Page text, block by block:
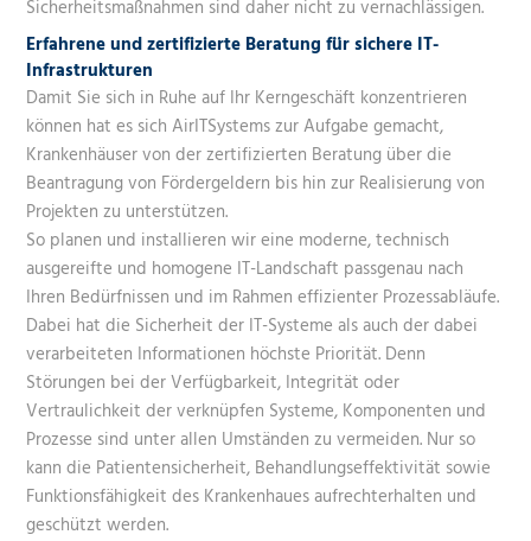
Sicherheitsmaßnahmen sind daher nicht zu vernachlässigen.
Erfahrene und zertifizierte Beratung für sichere IT-
Infrastrukturen
Damit Sie sich in Ruhe auf Ihr Kerngeschäft konzentrieren
können hat es sich AirITSystems zur Aufgabe gemacht,
Krankenhäuser von der zertifizierten Beratung über die
Beantragung von Fördergeldern bis hin zur Realisierung von
Projekten zu unterstützen.
So planen und installieren wir eine moderne, technisch
ausgereifte und homogene IT-­Landschaft passgenau nach
Ihren Bedürfnissen und im Rahmen effizienter Prozessabläufe.
Dabei hat die Sicherheit der IT-Systeme als auch der dabei
verarbeiteten Informationen höchste Priorität. Denn
Störungen bei der Verfügbarkeit, Integrität oder
Vertraulichkeit der verknüpfen Systeme, Komponenten und
Prozesse sind unter allen Umständen zu vermeiden. Nur so
kann die Patientensicherheit, Behandlungseffektivität sowie
Funktionsfähigkeit des Krankenhaues aufrechterhalten und
geschützt werden.